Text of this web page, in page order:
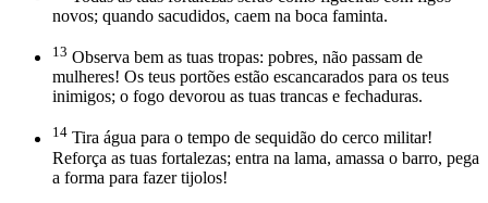
novos; quando sacudidos, caem na boca faminta.
13 Observa bem as tuas tropas: pobres, não passam de
mulheres! Os teus portões estão escancarados para os teus
inimigos; o fogo devorou as tuas trancas e fechaduras.
14 Tira água para o tempo de sequidão do cerco militar!
Reforça as tuas fortalezas; entra na lama, amassa o barro, pega
a forma para fazer tijolos!